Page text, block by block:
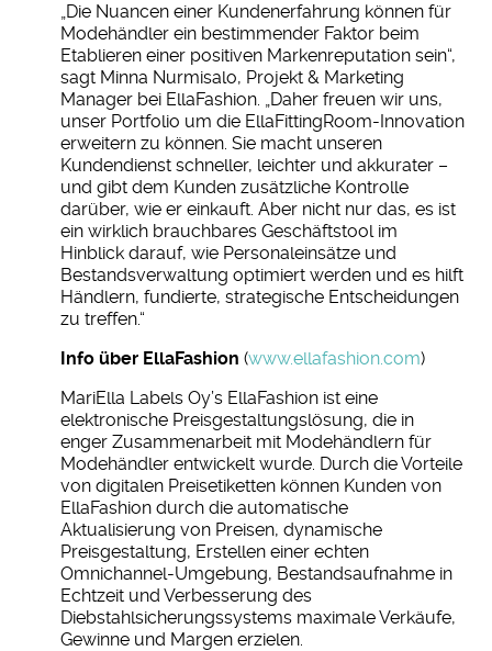
„Die Nuancen einer Kundenerfahrung können für
Modehändler ein bestimmender Faktor beim
Etablieren einer positiven Markenreputation sein“,
sagt Minna Nurmisalo, Projekt & Marketing
Manager bei EllaFashion. „Daher freuen wir uns,
unser Portfolio um die EllaFittingRoom-Innovation
erweitern zu können. Sie macht unseren
Kundendienst schneller, leichter und akkurater –
und gibt dem Kunden zusätzliche Kontrolle
darüber, wie er einkauft. Aber nicht nur das, es ist
ein wirklich brauchbares Geschäftstool im
Hinblick darauf, wie Personaleinsätze und
Bestandsverwaltung optimiert werden und es hilft
Händlern, fundierte, strategische Entscheidungen
zu treffen.“
Info über EllaFashion (www.ellafashion.com)
MariElla Labels Oy’s EllaFashion ist eine
elektronische Preisgestaltungslösung, die in
enger Zusammenarbeit mit Modehändlern für
Modehändler entwickelt wurde. Durch die Vorteile
von digitalen Preisetiketten können Kunden von
EllaFashion durch die automatische
Aktualisierung von Preisen, dynamische
Preisgestaltung, Erstellen einer echten
Omnichannel-Umgebung, Bestandsaufnahme in
Echtzeit und Verbesserung des
Diebstahlsicherungssystems maximale Verkäufe,
Gewinne und Margen erzielen.